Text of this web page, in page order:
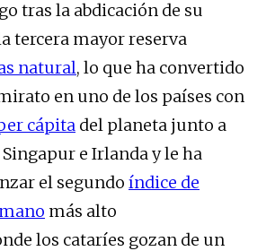
tras la abdicación de su
tercera mayor reserva
natural, lo que ha convertido
en uno de los países con
cápita del planeta junto a
e Irlanda y le ha
el segundo índice de
más alto
los cataríes gozan de un